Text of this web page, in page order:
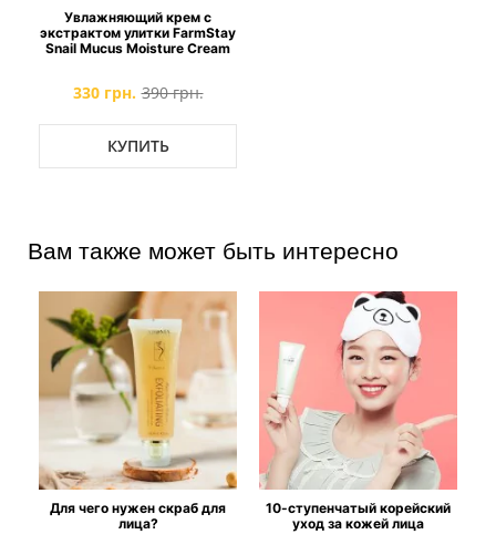
Увлажняющий крем с
экстрактом улитки FarmStay
Snail Mucus Moisture Cream
330 грн. 390 грн.
КУПИТЬ
Вам также может быть интересно
Для чего нужен скраб для
лица?
10-ступенчатый корейский
уход за кожей лица